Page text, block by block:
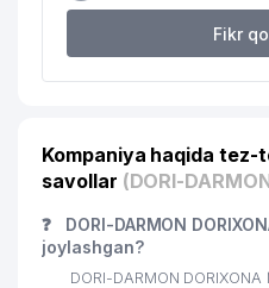
YAKKA TARTIBDAGI
21 BEK-TUR MChJ
STOMATOLOGIK
MULK SHIRKATI
24 SCENT MChJ
Fikr
Kompaniya haqida tez-
savollar (DORI-
❓
DORI-DARMON
joylashgan?
DORI-DARMON